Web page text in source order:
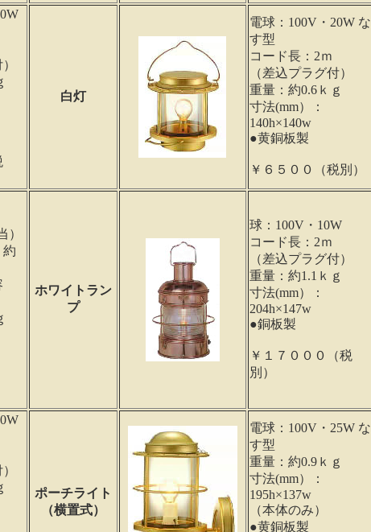
白灯
電球：100V・20W な
す型
コード長：2ｍ
（差込プラグ付）
重量：約0.6ｋｇ
寸法(mm）：
140h×140w
●黄銅板製
￥６５００（税別）
）
約
ホワイトラン
プ
球：100V・10W
コード長：2ｍ
（差込プラグ付）
重量：約1.1ｋｇ
寸法(mm）：
204h×147w
●銅板製
￥１７０００（税
別）
ポーチライト
（横置式）
電球：100V・25W な
す型
重量：約0.9ｋｇ
寸法(mm）：
195h×137w
（本体のみ）
●黄銅板製